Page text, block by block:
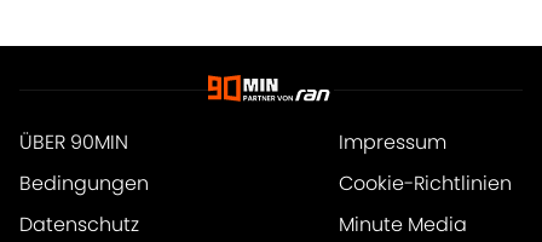
ÜBER 90MIN
Impressum
Bedingungen
Cookie-Richtlinien
Datenschutz
Minute Media